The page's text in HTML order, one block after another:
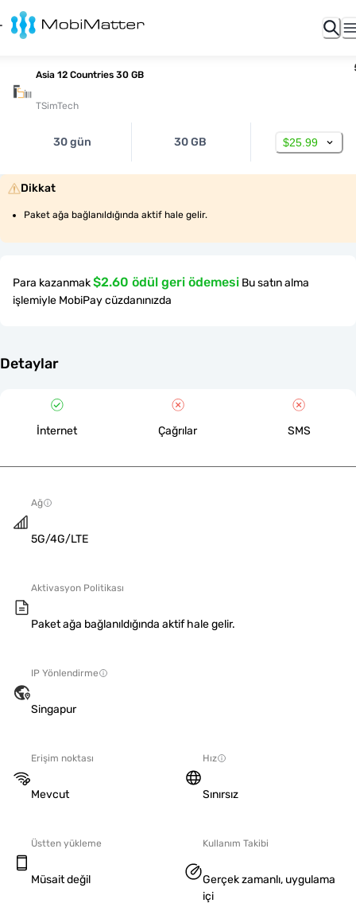
Asia 12 Countries 30 GB
TSimTech
30 gün 30 GB $25.99
Dikkat
Paket ağa bağlanıldığında aktif hale gelir.
Para kazanmak$2.60 ödül geri ödemesi Bu satın alma
işlemiyle MobiPay cüzdanınızda
Detaylar
İnternet Çağrılar SMS
Ağ
5G/4G/LTE
Aktivasyon Politikası
Paket ağa bağlanıldığında aktif hale gelir.
IP Yönlendirme
Singapur
Erişim noktası
Mevcut
Hız
Sınırsız
Üstten yükleme
Müsait değil
Kullanım Takibi
Gerçek zamanlı, uygulama
içi